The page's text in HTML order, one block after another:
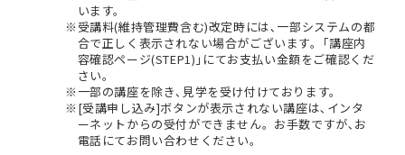
います。
受講料(維持管理費含む)改定時には､一部システムの都
合で正しく表示されない場合がございます。｢講座内
容確認ページ(STEP1)｣にてお支払い金額をご確認くだ
さい。
一部の講座を除き､見学を受け付けております。
[受講申し込み]ボタンが表示されない講座は､インタ
ーネットからの受付ができません。お手数ですが､お
電話にてお問い合わせください。